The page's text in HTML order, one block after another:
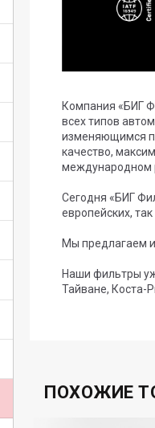
Компания «БИГ
всех типов
изменяющимся
качество,
международном
Сегодня «БИГ
европейских,
Мы предлагаем
Наши фильтры
Тайване, Коста-
ПОХОЖИЕ